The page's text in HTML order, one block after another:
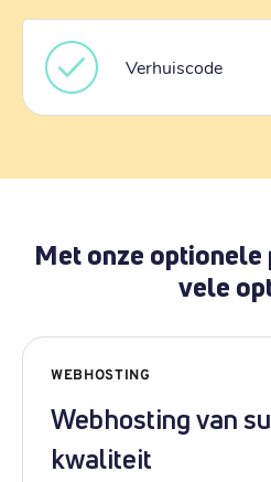
Verhuiscode
Met onze optionele
vele
WEBHOSTING
Webhosting van
kwaliteit